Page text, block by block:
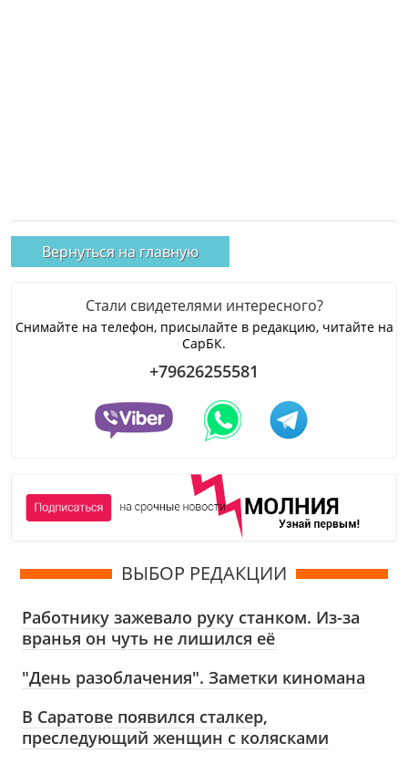
Вернуться на главную
Стали свидетелями интересного?
Снимайте на телефон, присылайте в редакцию, читайте на
СарБК.
+79626255581
ВЫБОР РЕДАКЦИИ
Работнику зажевало руку станком. Из-за
вранья он чуть не лишился её
"День разоблачения". Заметки киномана
В Саратове появился сталкер,
преследующий женщин с колясками